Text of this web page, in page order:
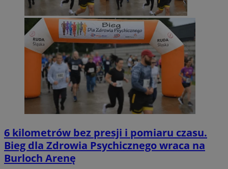
6 kilometrów bez presji i pomiaru czasu.
Bieg dla Zdrowia Psychicznego wraca na
Burloch Arenę